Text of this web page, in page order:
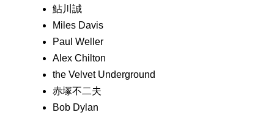
鮎川誠
Miles Davis
Paul Weller
Alex Chilton
the Velvet Underground
赤塚不二夫
Bob Dylan